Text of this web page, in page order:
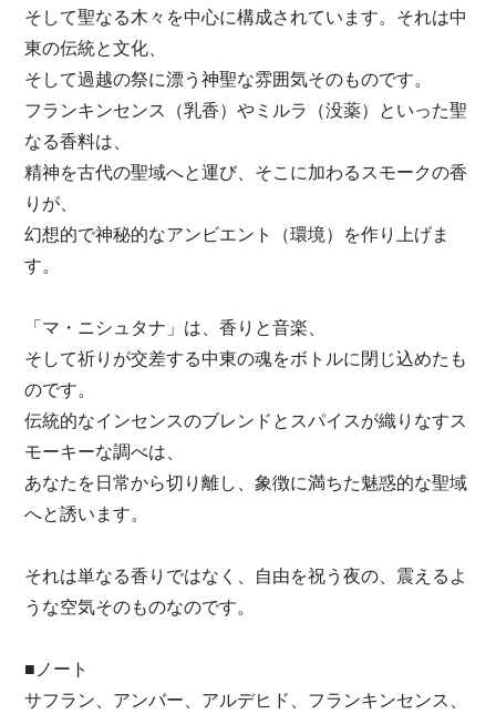
そして聖なる木々を中心に構成されています。それは中
東の伝統と文化、
そして過越の祭に漂う神聖な雰囲気そのものです。
フランキンセンス（乳香）やミルラ（没薬）といった聖
なる香料は、
精神を古代の聖域へと運び、そこに加わるスモークの香
りが、
幻想的で神秘的なアンビエント（環境）を作り上げま
す。
「マ・ニシュタナ」は、香りと音楽、
そして祈りが交差する中東の魂をボトルに閉じ込めたも
のです。
伝統的なインセンスのブレンドとスパイスが織りなすス
モーキーな調べは、
あなたを日常から切り離し、象徴に満ちた魅惑的な聖域
へと誘います。
それは単なる香りではなく、自由を祝う夜の、震えるよ
うな空気そのものなのです。
■ノート
サフラン、アンバー、アルデヒド、フランキンセンス、